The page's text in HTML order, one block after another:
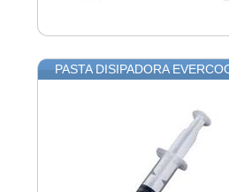
PASTA DISIPADORA